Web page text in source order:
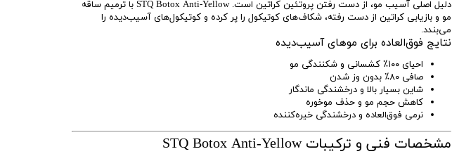
دلیل اصلی آسیب مو، از دست رفتن پروتئین کراتین است. STQ Botox Anti-Yellow با ترمیم ساقه
مو و بازیابی کراتین از دست رفته، شکاف‌های کوتیکول را پر کرده و کوتیکول‌های آسیب‌دیده را
می‌بندد.
نتایج فوق‌العاده برای موهای آسیب‌دیده
احیای ۱۰۰٪ کشسانی و شکنندگی مو
صافی ۸۰٪ بدون وز شدن
شاین بسیار بالا و درخشندگی ماندگار
کاهش حجم مو و حذف موخوره
نرمی فوق‌العاده و درخشندگی خیره‌کننده
مشخصات فنی و ترکیبات STQ Botox Anti-Yellow